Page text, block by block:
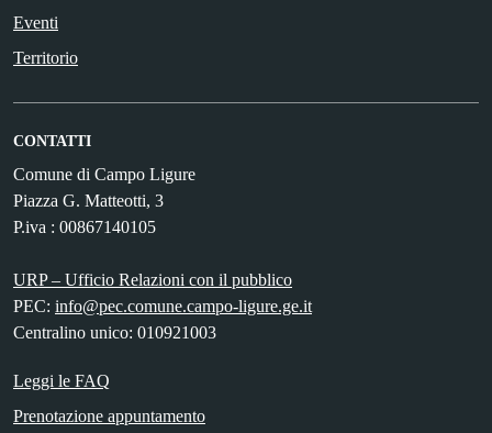
Eventi
Territorio
CONTATTI
Comune di Campo Ligure
Piazza G. Matteotti, 3
P.iva : 00867140105
URP – Ufficio Relazioni con il pubblico
PEC: info@pec.comune.campo-ligure.ge.it
Centralino unico: 010921003
Leggi le FAQ
Prenotazione appuntamento